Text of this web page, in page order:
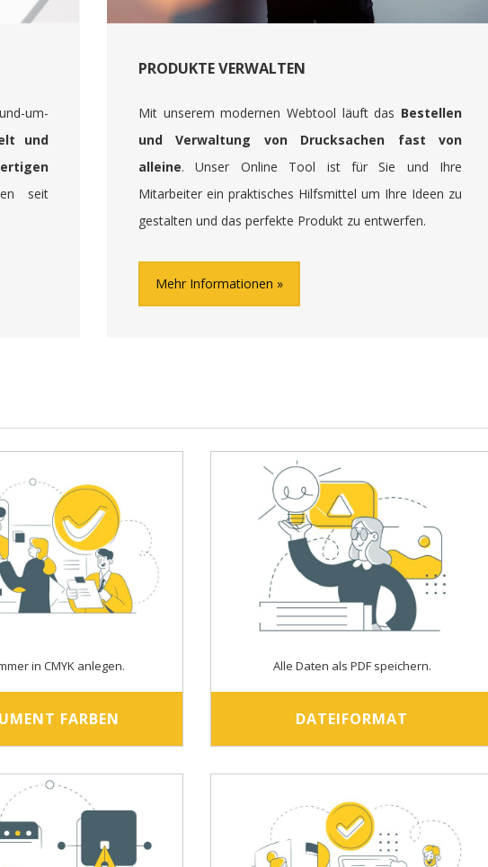
um-
und
seit
PRODUKTE VERWALTEN
Mit unserem modernen Webtool läuft das Bestellen
und Verwaltung von Drucksachen fast von
alleine. Unser Online Tool ist für Sie und Ihre
Mitarbeiter ein praktisches Hilfsmittel um Ihre Ideen zu
gestalten und das perfekte Produkt zu entwerfen.
Mehr Informationen
in CMYK anlegen.
FARBEN
Alle Daten als PDF speichern.
DATEIFORMAT